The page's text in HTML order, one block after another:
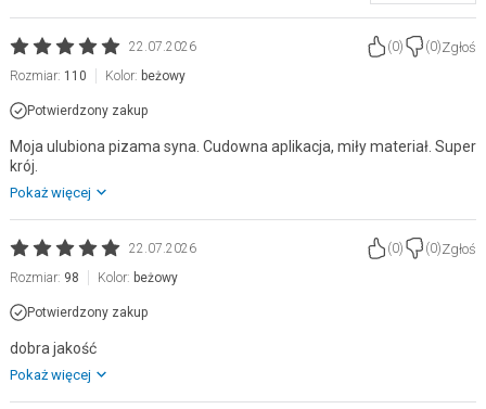
22.07.2026 (0) (0)Zgłoś
Rozmiar: 110 Kolor: beżowy
Potwierdzony zakup
Moja ulubiona pizama syna. Cudowna aplikacja, miły materiał. Super
krój.
Pokaż więcej
22.07.2026 (0) (0)Zgłoś
Rozmiar: 98 Kolor: beżowy
Potwierdzony zakup
dobra jakość
Pokaż więcej